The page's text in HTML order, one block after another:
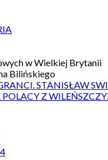
w Wielkiej Brytanii
Bilińskiego
STANISŁAW
Z